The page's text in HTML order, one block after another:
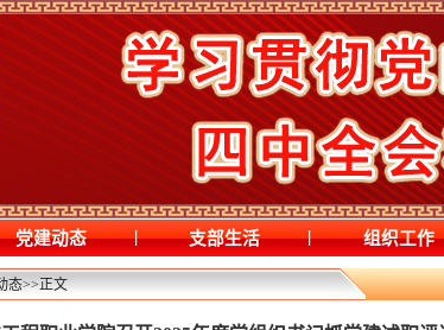
党建动态 | 支部生活 | 组织工作
态>>正文